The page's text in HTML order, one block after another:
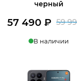
черный
59
57 490₽
В наличии
в 1 клик